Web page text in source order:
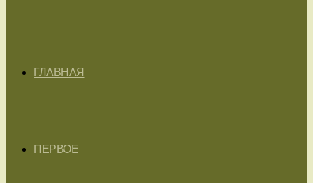
ГЛАВНАЯ
ПЕРВОЕ